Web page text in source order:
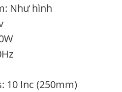
Như hình
10 Inc (250mm)